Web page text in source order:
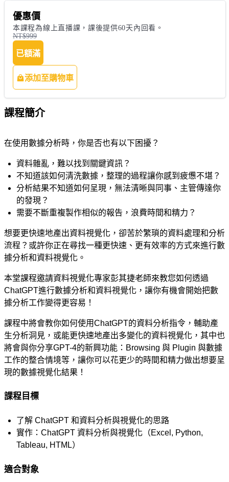
優惠價
本課程為線上直播課，課後提供60天內回看。
NT$999
已額滿
添加至購物車
課程簡介
在使用數據分析時，你是否也有以下困擾？
資料雜亂，難以找到關鍵資訊？
不知道該如何清洗數據，整理的過程讓你感到疲憊不堪？
分析結果不知道如何呈現，無法清晰與同事、主管傳達你
的發現？
需要不斷重複製作相似的報告，浪費時間和精力？
想要更快速地產出資料視覺化，卻苦於繁瑣的資料處理和分析
流程？或許你正在尋找一種更快速、更有效率的方式來進行數
據分析和資料視覺化。
本堂課程邀請資料視覺化專家彭其捷老師來教您如何透過
ChatGPT進行數據分析和資料視覺化，讓你有機會開始把數
據分析工作變得更容易！
課程中將會教你如何使用ChatGPT的資料分析指令，輔助產
生分析洞見，或能更快速地產出多變化的資料視覺化，其中也
將會與你分享GPT-4的新興功能： Browsing 與 Plugin 與數據
工作的整合情境等， 讓你可以花更少的時間和精力做出想要呈
現的數據視覺化結果！
課程目標
了解 ChatGPT 和資料分析與視覺化的思路
實作： ChatGPT 資料分析與視覺化（Excel, Python,
Tableau, HTML）
適合對象